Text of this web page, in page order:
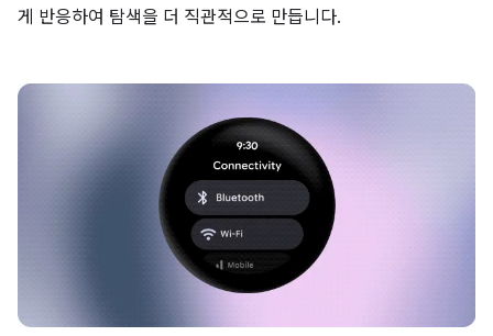
게 반응하여 탐색을 더 직관적으로 만듭니다.